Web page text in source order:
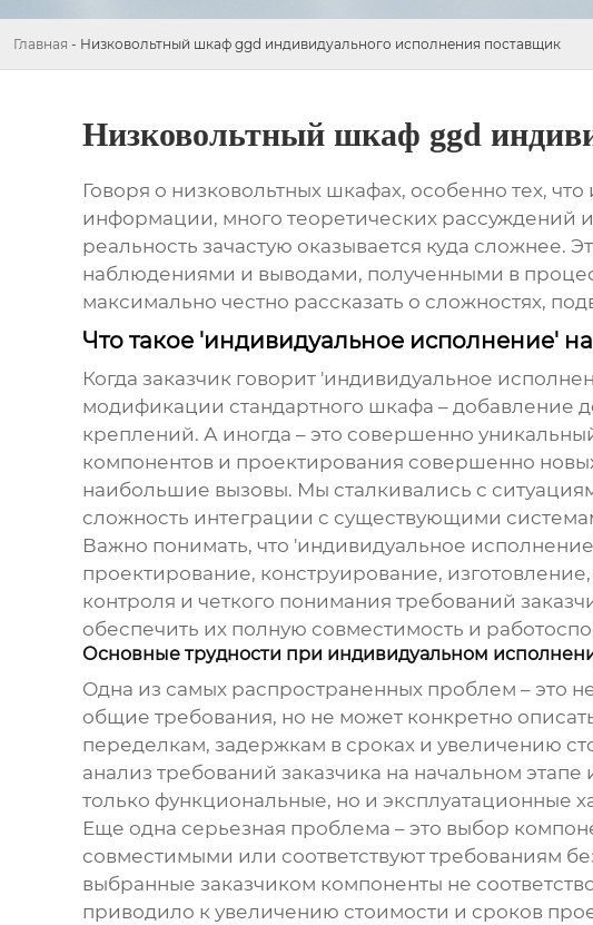
Главная - Низковольтный шкаф ggd индивидуального исполнения поставщик
Низковольтный шкаф ggd
Говоря о низковольтных шкафах, особенно тех,
информации, много теоретических рассуждений
реальность зачастую оказывается куда сложнее.
наблюдениями и выводами, полученными в
максимально честно рассказать о сложностях,
Что такое 'индивидуальное исполнение'
Когда заказчик говорит 'индивидуальное
модификации стандартного шкафа – добавление
креплений. А иногда – это совершенно
компонентов и проектирования совершенно
наибольшие вызовы. Мы сталкивались с
сложность интеграции с существующими
Важно понимать, что 'индивидуальное
проектирование, конструирование,
контроля и четкого понимания требований
обеспечить их полную совместимость и
Основные трудности при индивидуальном
Одна из самых распространенных проблем – это
общие требования, но не может конкретно
переделкам, задержкам в сроках и увеличению
анализ требований заказчика на начальном
только функциональные, но и эксплуатационные
Еще одна серьезная проблема – это выбор
совместимыми или соответствуют требованиям
выбранные заказчиком компоненты не
приводило к увеличению стоимости и сроков